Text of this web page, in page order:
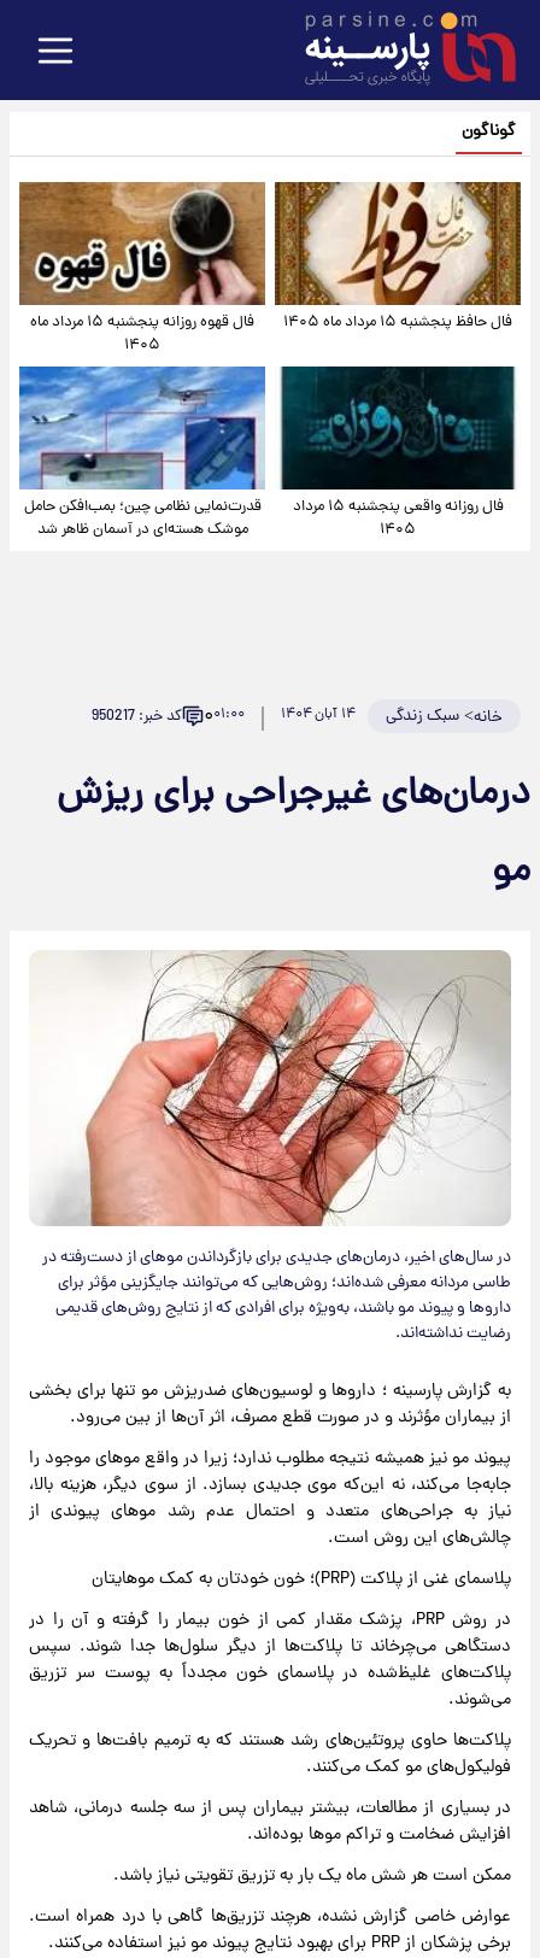
گوناگون
فال حافظ پنجشنبه ۱۵ مرداد ماه ۱۴۰۵
فال قهوه روزانه پنجشنبه ۱۵ مرداد ماه
۱۴۰۵
فال روزانه واقعی پنجشنبه ۱۵ مرداد
۱۴۰۵
قدرت‌نمایی نظامی چین؛ بمب‌افکن حامل
موشک هسته‌ای در آسمان ظاهر شد
خانه>سبک زندگی ۱۴ آبان ۱۴۰۴ ۰۱:۰۰۰ کد خبر: 950217
درمان‌های غیرجراحی برای ریزش
مو
در سال‌های اخیر، درمان‌های جدیدی برای بازگرداندن موهای از دست‌رفته در
طاسی مردانه معرفی شده‌اند؛ روش‌هایی که می‌توانند جایگزینی مؤثر برای
داروها و پیوند مو باشند، به‌ویژه برای افرادی که از نتایج روش‌های قدیمی
رضایت نداشته‌اند.
به گزارش پارسینه ؛ داروها و لوسیون‌های ضدریزش مو تنها برای بخشی
از بیماران مؤثرند و در صورت قطع مصرف، اثر آن‌ها از بین می‌رود.
پیوند مو نیز همیشه نتیجه مطلوب ندارد؛ زیرا در واقع موهای موجود را
جابه‌جا می‌کند، نه این‌که موی جدیدی بسازد. از سوی دیگر، هزینه بالا،
نیاز به جراحی‌های متعدد و احتمال عدم رشد موهای پیوندی از
چالش‌های این روش است.
پلاسمای غنی از پلاکت (PRP)؛ خون خودتان به کمک موهایتان
در روش PRP، پزشک مقدار کمی از خون بیمار را گرفته و آن را در
دستگاهی می‌چرخاند تا پلاکت‌ها از دیگر سلول‌ها جدا شوند. سپس
پلاکت‌های غلیظ‌شده در پلاسمای خون مجدداً به پوست سر تزریق
می‌شوند.
پلاکت‌ها حاوی پروتئین‌های رشد هستند که به ترمیم بافت‌ها و تحریک
فولیکول‌های مو کمک می‌کنند.
در بسیاری از مطالعات، بیشتر بیماران پس از سه جلسه درمانی، شاهد
افزایش ضخامت و تراکم موها بوده‌اند.
ممکن است هر شش ماه یک بار به تزریق تقویتی نیاز باشد.
عوارض خاصی گزارش نشده، هرچند تزریق‌ها گاهی با درد همراه است.
برخی پزشکان از PRP برای بهبود نتایج پیوند مو نیز استفاده می‌کنند.